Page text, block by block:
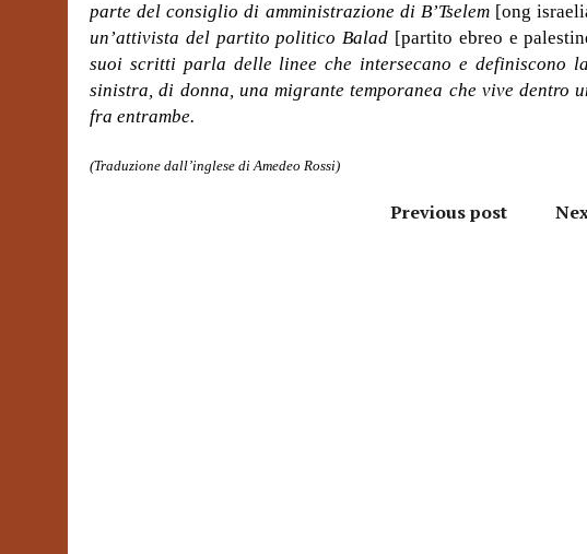
parte del consiglio di amministrazione di B’Tselem [ong
un’attivista del partito politico Balad [partito ebreo e
suoi scritti parla delle linee che intersecano e definiscono
sinistra, di donna, una migrante temporanea che vive dentro
fra entrambe.
(Traduzione dall’inglese di Amedeo Rossi)
Previous post